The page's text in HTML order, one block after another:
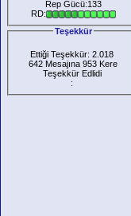
Rep Gücü:133
RD:
Teşekkür
Ettiği Teşekkür: 2.018
642 Mesajına 953 Kere
Teşekkür Edlidi
: